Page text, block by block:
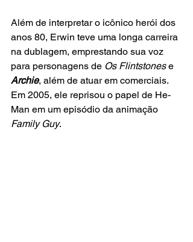
Além de interpretar o icônico herói dos
anos 80, Erwin teve uma longa carreira
na dublagem, emprestando sua voz
para personagens de Os Flintstones e
Archie, além de atuar em comerciais.
Em 2005, ele reprisou o papel de He-
Man em um episódio da animação
Family Guy.